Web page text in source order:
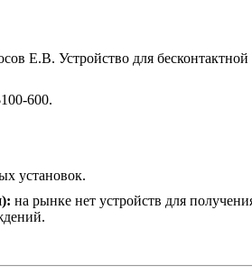
Е.В. Устройство для
600.
установок.
на рынке нет устройств для